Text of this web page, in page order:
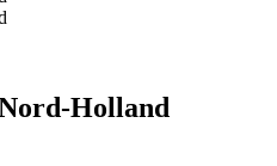
Holland